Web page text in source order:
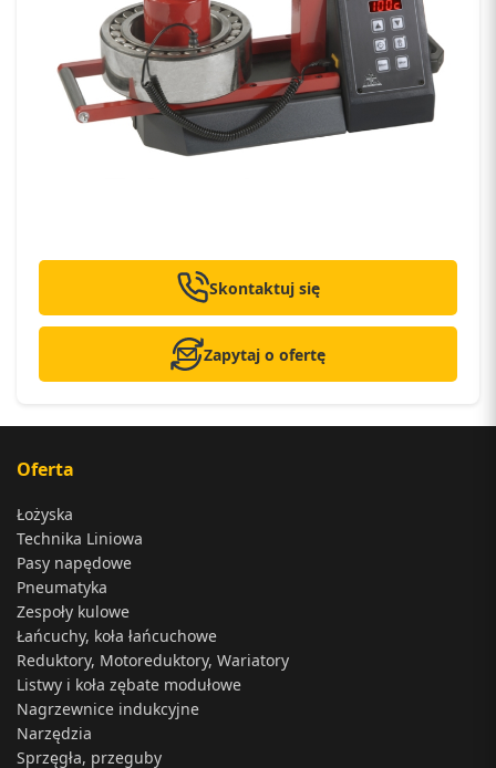
Skontaktuj się
Zapytaj o ofertę
Oferta
Łożyska
Technika Liniowa
Pasy napędowe
Pneumatyka
Zespoły kulowe
Łańcuchy, koła łańcuchowe
Reduktory, Motoreduktory, Wariatory
Listwy i koła zębate modułowe
Nagrzewnice indukcyjne
Narzędzia
Sprzęgła, przeguby